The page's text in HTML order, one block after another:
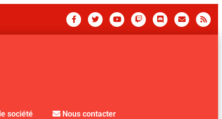
société Nous contacter